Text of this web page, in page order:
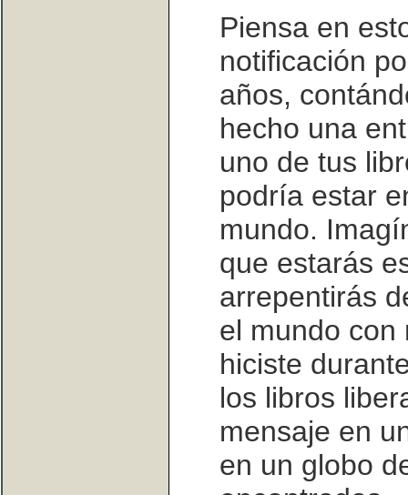
Piensa en
notificación
años,
hecho una
uno de tus
podría estar
mundo.
que estarás
arrepentirás
el mundo con
hiciste
los libros
mensaje en
en un globo